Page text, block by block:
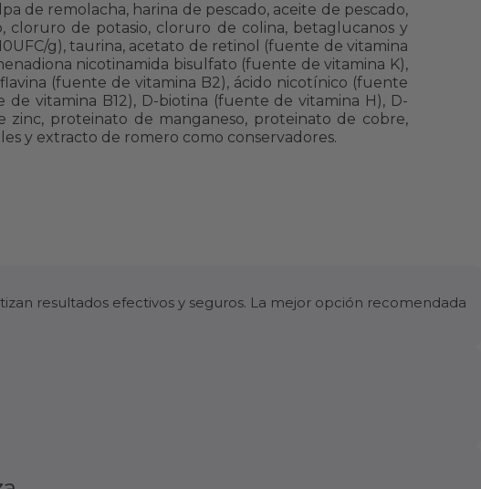
de remolacha, harina de pescado, aceite de pescado,
cloruro de potasio, cloruro de colina, betaglucanos y
g), taurina, acetato de retinol (fuente de vitamina
nicotinamida bisulfato (fuente de vitamina K),
(fuente de vitamina B2), ácido nicotínico (fuente
vitamina B12), D-biotina (fuente de vitamina H), D-
proteinato de manganeso, proteinato de cobre,
y extracto de romero como conservadores.
resultados efectivos y seguros. La mejor opción recomendada